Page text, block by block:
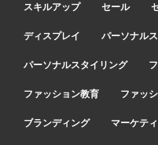
スキルアップ セール
ディスプレイ パーソナル
パーソナルスタイリング
ファッション教育 ファッ
ブランディング マーケテ